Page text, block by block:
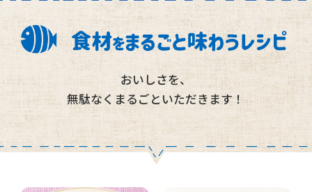
おいしさを、
無駄なくまるごといただきます！